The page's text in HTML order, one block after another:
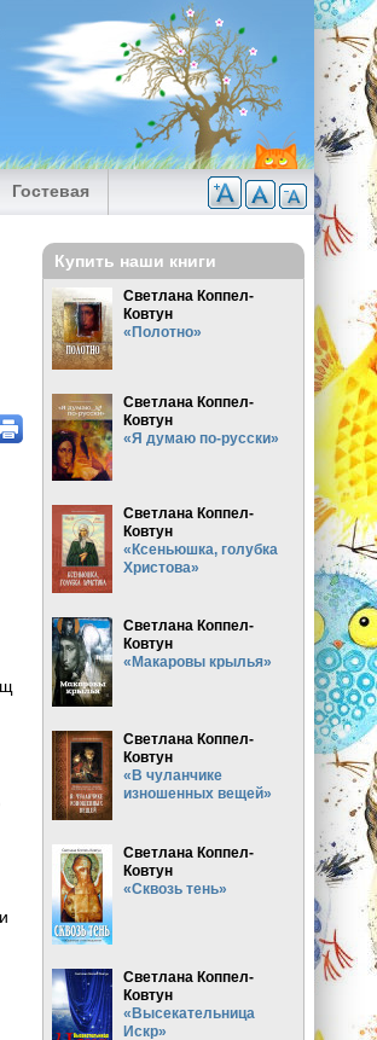
Гостевая
Купить наши книги
Светлана Коппел-
Ковтун
«Полотно»
Светлана Коппел-
Ковтун
«Я думаю по-русски»
Светлана Коппел-
Ковтун
«Ксеньюшка, голубка
Христова»
Светлана Коппел-
Ковтун
«Макаровы крылья»
Светлана Коппел-
Ковтун
«В чуланчике
изношенных вещей»
Светлана Коппел-
Ковтун
«Сквозь тень»
Светлана Коппел-
Ковтун
«Высекательница
Искр»